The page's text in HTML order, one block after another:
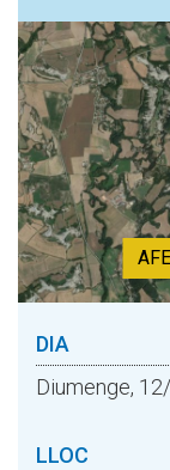
DIA
Diumenge,
LLOC